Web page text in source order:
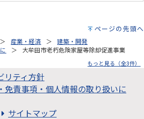
ページの先頭へ
産業・経済
建築・開発
大牟田市老朽危険家屋等除却促進事業
もっと見る（全3件）
リティ方針
免責事項・個人情報の取り扱いに
サイトマップ